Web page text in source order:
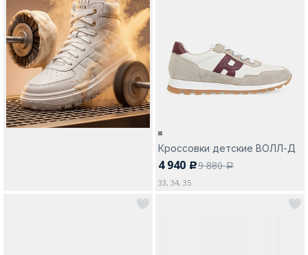
Кроссовки детские ВОЛЛ-Д
4 940 c9 880a
33, 34, 35